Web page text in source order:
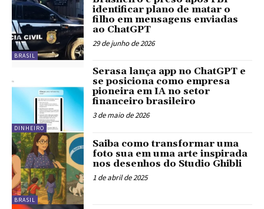
BRASIL
identificar plano de matar o
filho em mensagens enviadas
ao ChatGPT
29 de junho de 2026
DINHEIRO
Serasa lança app no ChatGPT e
se posiciona como empresa
pioneira em IA no setor
financeiro brasileiro
3 de maio de 2026
BRASIL
Saiba como transformar uma
foto sua em uma arte inspirada
nos desenhos do Studio Ghibli
1 de abril de 2025